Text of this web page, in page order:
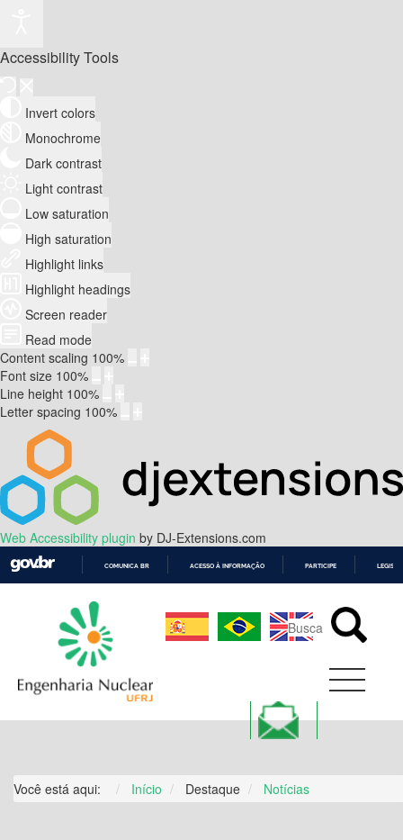
Accessibility Tools
Invert colors
Monochrome
Dark contrast
Light contrast
Low saturation
High saturation
Highlight links
Highlight headings
Screen reader
Read mode
Content scaling 100%
Font size 100%
Line height 100%
Letter spacing 100%
Web Accessibility plugin by DJ-Extensions.com
CONTEÚDO
COMUNICA BR ACESSO À INFORMAÇÃO PARTICIPE
Você está aqui: Início Destaque Notícias